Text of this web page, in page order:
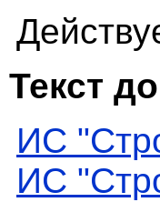
Текст
ИС
ИС